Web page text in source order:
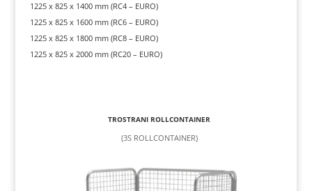
1225 x 825 x 1400 mm (RC4 – EURO)
1225 x 825 x 1600 mm (RC6 – EURO)
1225 x 825 x 1800 mm (RC8 – EURO)
1225 x 825 x 2000 mm (RC20 – EURO)
TROSTRANI ROLLCONTAINER
(3S ROLLCONTAINER)